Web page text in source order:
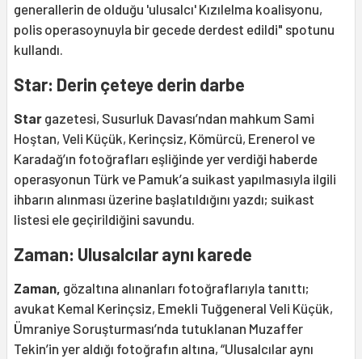
generallerin de olduğu 'ulusalcı' Kızılelma koalisyonu,
polis operasoynuyla bir gecede derdest edildi" spotunu
kullandı.
Star: Derin çeteye derin darbe
Star gazetesi, Susurluk Davası’ndan mahkum Sami
Hoştan, Veli Küçük, Kerinçsiz, Kömürcü, Erenerol ve
Karadağ’ın fotoğrafları eşliğinde yer verdiği haberde
operasyonun Türk ve Pamuk’a suikast yapılmasıyla ilgili
ihbarın alınması üzerine başlatıldığını yazdı; suikast
listesi ele geçirildiğini savundu.
Zaman: Ulusalcılar aynı karede
Zaman, gözaltına alınanları fotoğraflarıyla tanıttı;
avukat Kemal Kerinçsiz, Emekli Tuğgeneral Veli Küçük,
Ümraniye Soruşturması’nda tutuklanan Muzaffer
Tekin’in yer aldığı fotoğrafın altına, “Ulusalcılar aynı